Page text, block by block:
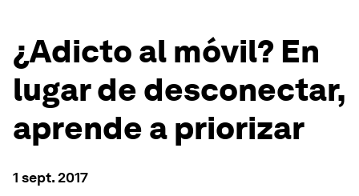
¿Adicto al móvil? En
lugar de desconectar,
aprende a priorizar
1 sept. 2017